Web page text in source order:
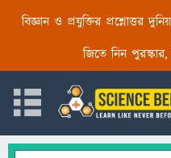
বিজ্ঞান ও প্রযুক্তির প্রশ্নোত্তর
জিতে নিন পুরস্কার,